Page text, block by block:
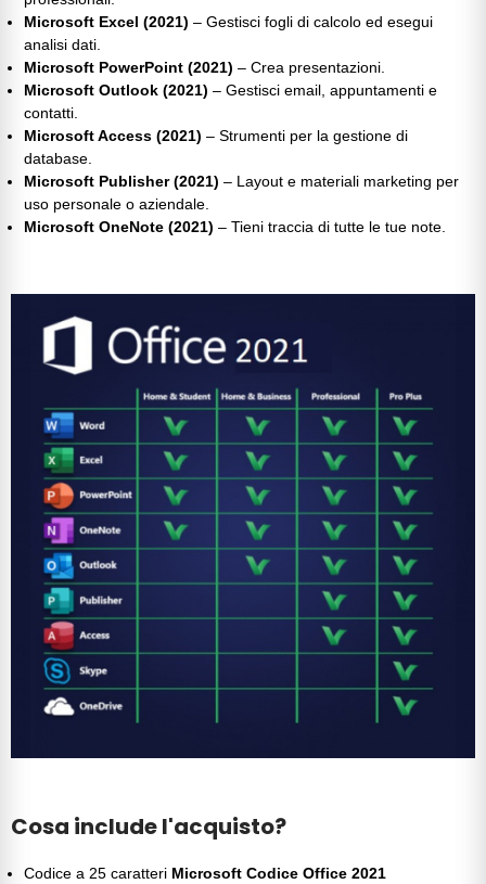
Microsoft Excel (2021) – Gestisci fogli di calcolo ed esegui
analisi dati.
Microsoft PowerPoint (2021) – Crea presentazioni.
Microsoft Outlook (2021) – Gestisci email, appuntamenti e
contatti.
Microsoft Access (2021) – Strumenti per la gestione di
database.
Microsoft Publisher (2021) – Layout e materiali marketing per
uso personale o aziendale.
Microsoft OneNote (2021) – Tieni traccia di tutte le tue note.
Cosa include l'acquisto?
Codice a 25 caratteri Microsoft Codice Office 2021